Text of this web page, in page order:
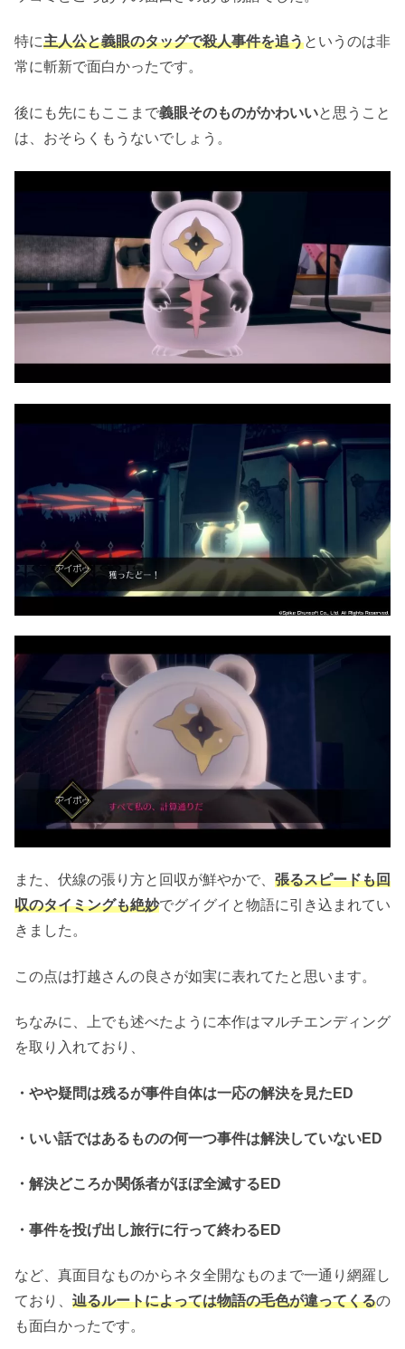
特に主人公と義眼のタッグで殺人事件を追うというのは非
常に斬新で面白かったです。
後にも先にもここまで義眼そのものがかわいいと思うこと
は、おそらくもうないでしょう。
また、伏線の張り方と回収が鮮やかで、 張るスピードも回
収のタイミングも絶妙でグイグイと物語に引き込まれてい
きました。
この点は打越さんの良さが如実に表れてたと思います。
ちなみに、上でも述べたように本作はマルチエンディング
を取り入れており、
・やや疑問は残るが事件自体は一応の解決を見たED
・いい話ではあるものの何一つ事件は解決していないED
・解決どころか関係者がほぼ全滅するED
・事件を投げ出し旅行に行って終わるED
など、真面目なものからネタ全開なものまで一通り網羅し
ており、 辿るルートによっては物語の毛色が違ってくるの
も面白かったです。